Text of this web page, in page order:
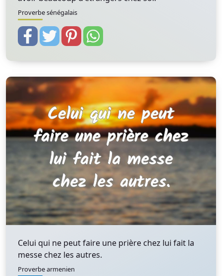
Proverbe sénégalais
Celui qui ne peut faire une prière chez lui fait la
messe chez les autres.
Proverbe armenien